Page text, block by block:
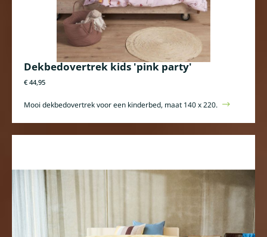
Dekbedovertrek kids 'pink party'
€ 44,95
Mooi dekbedovertrek voor een kinderbed, maat 140 x 220.